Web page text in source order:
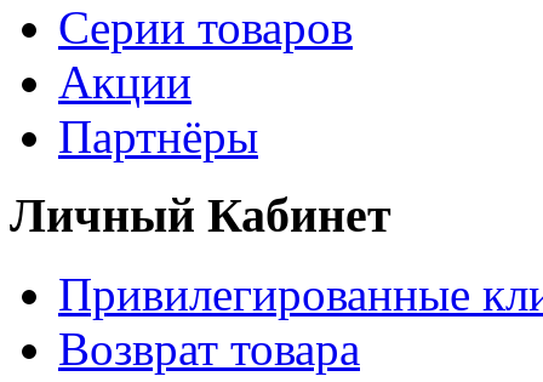
Серии товаров
Акции
Партнёры
Личный Кабинет
Привилегированные
Возврат товара